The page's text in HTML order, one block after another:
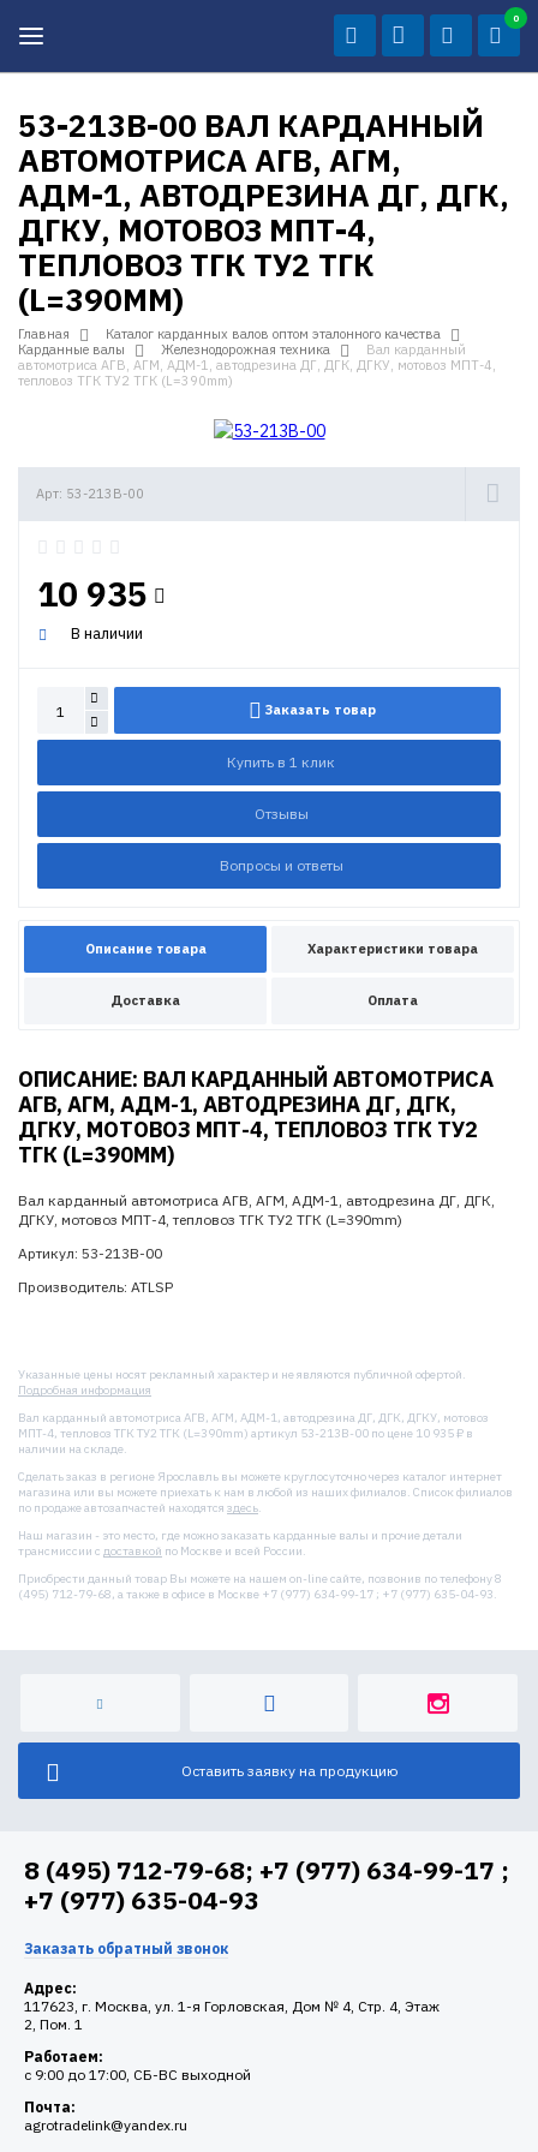
0
53-213В-00 ВАЛ КАРДАННЫЙ
АВТОМОТРИСА АГВ, АГМ,
АДМ-1, АВТОДРЕЗИНА ДГ, ДГК,
ДГКУ, МОТОВОЗ МПТ-4,
ТЕПЛОВОЗ ТГК ТУ2 ТГК
(L=390MM)
Главная
Каталог карданных валов оптом эталонного качества
Карданные валы
Железнодорожная техника
Вал карданный
автомотриса АГВ, АГМ, АДМ-1, автодрезина ДГ, ДГК, ДГКУ, мотовоз МПТ-4,
тепловоз ТГК ТУ2 ТГК (L=390mm)
Арт: 53-213В-00
10 935
В наличии
Заказать товар
Купить в 1 клик
Отзывы
Вопросы и ответы
Описание товара Характеристики товара
Доставка Оплата
ОПИСАНИЕ: ВАЛ КАРДАННЫЙ АВТОМОТРИСА
АГВ, АГМ, АДМ-1, АВТОДРЕЗИНА ДГ, ДГК,
ДГКУ, МОТОВОЗ МПТ-4, ТЕПЛОВОЗ ТГК ТУ2
ТГК (L=390MM)
Вал карданный автомотриса АГВ, АГМ, АДМ-1, автодрезина ДГ, ДГК,
ДГКУ, мотовоз МПТ-4, тепловоз ТГК ТУ2 ТГК (L=390mm)
Артикул: 53-213В-00
Производитель: ATLSP
Указанные цены носят рекламный характер и не являются публичной офертой.
Подробная информация
Вал карданный автомотриса АГВ, АГМ, АДМ-1, автодрезина ДГ, ДГК, ДГКУ, мотовоз
МПТ-4, тепловоз ТГК ТУ2 ТГК (L=390mm) артикул 53-213В-00 по цене 10 935 ₽ в
наличии на складе.
Сделать заказ в регионе Ярославль вы можете круглосуточно через каталог интернет
магазина или вы можете приехать к нам в любой из наших филиалов. Список филиалов
по продаже автозапчастей находятся здесь.
Наш магазин - это место, где можно заказать карданные валы и прочие детали
трансмиссии с доставкой по Москве и всей России.
Приобрести данный товар Вы можете на нашем on-line сайте, позвонив по телефону 8
(495) 712-79-68, а также в офисе в Москве +7 (977) 634-99-17 ; +7 (977) 635-04-93.
Оставить заявку на продукцию
8 (495) 712-79-68; +7 (977) 634-99-17 ;
+7 (977) 635-04-93
Заказать обратный звонок
Адрес:
117623, г. Москва, ул. 1-я Горловская, Дом № 4, Стр. 4, Этаж
2, Пом. 1
Работаем:
c 9:00 до 17:00, СБ-ВС выходной
Почта:
agrotradelink@yandex.ru